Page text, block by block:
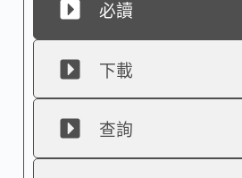
必讀
下載
查詢